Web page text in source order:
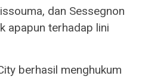
dan Sessegnon
apapun terhadap lini
berhasil menghukum